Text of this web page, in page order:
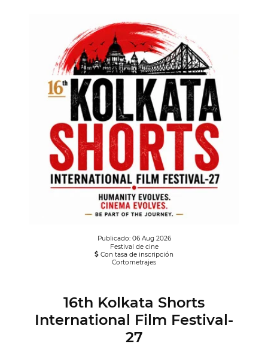
Publicado: 06 Aug 2026
Festival de cine
Con tasa de inscripción
Cortometrajes
16th Kolkata Shorts
International Film Festival-
27